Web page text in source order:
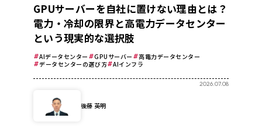
GPUサーバーを自社に置けない理由とは？
電力・冷却の限界と高電力データセンター
という現実的な選択肢
AIデータセンター GPUサーバー
高電力データセンター
データセンターの選び方
AIインフラ
2026.07.08
後藤 英明